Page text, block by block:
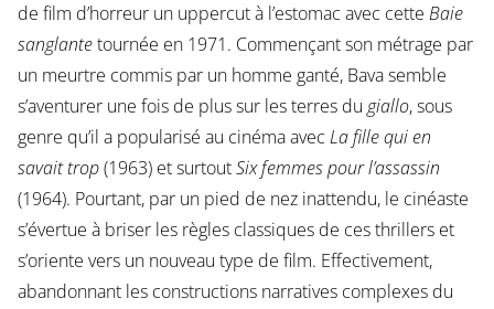
de film d’horreur un uppercut à l’estomac avec cette Baie
sanglantetournée en 1971. Commençant son métrage par
un meurtre commis par un homme ganté, Bava semble
s’aventurer une fois de plus sur les terres du giallo, sous
genre qu’il a popularisé au cinéma avec La fille qui en
savait trop(1963) et surtoutSix femmes pour l’assassin
(1964). Pourtant, par un pied de nez inattendu, le cinéaste
s’évertue à briser les règles classiques de ces thrillers et
s’oriente vers un nouveau type de film. Effectivement,
abandonnant les constructions narratives complexes du